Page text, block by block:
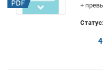
+
Статус: